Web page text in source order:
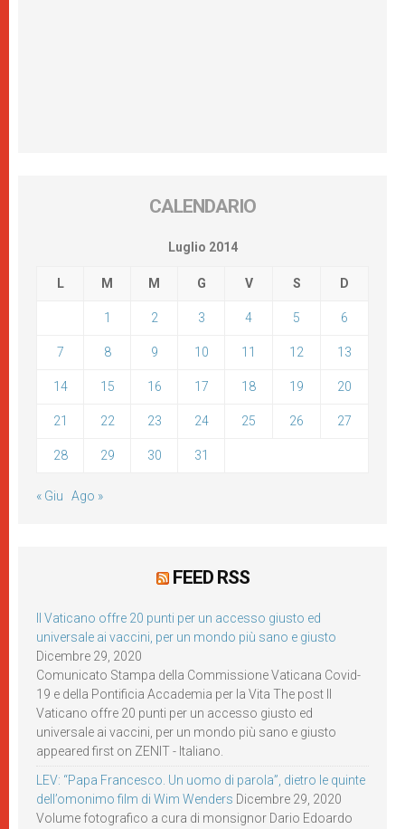
CALENDARIO
Luglio 2014
L M M G V S D
1 2 3 4 5 6
7 8 9 10 11 12 13
14 15 16 17 18 19 20
21 22 23 24 25 26 27
28 29 30 31
« Giu Ago »
FEED RSS
Il Vaticano offre 20 punti per un accesso giusto ed
universale ai vaccini, per un mondo più sano e giusto
Dicembre 29, 2020
Comunicato Stampa della Commissione Vaticana Covid-
19 e della Pontificia Accademia per la Vita The post Il
Vaticano offre 20 punti per un accesso giusto ed
universale ai vaccini, per un mondo più sano e giusto
appeared first on ZENIT - Italiano.
LEV: “Papa Francesco. Un uomo di parola”, dietro le quinte
dell’omonimo film di Wim Wenders Dicembre 29, 2020
Volume fotografico a cura di monsignor Dario Edoardo